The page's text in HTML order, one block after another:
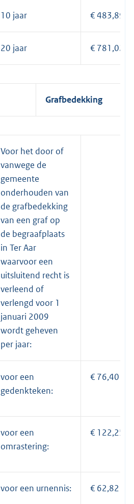
10 jaar € 483,89
20 jaar € 781,02
Grafbedekking
Voor het door of
vanwege de
gemeente
onderhouden van
de grafbedekking
van een graf op
de begraafplaats
in Ter Aar
waarvoor een
uitsluitend recht is
verleend of
verlengd voor 1
januari 2009
wordt geheven
per jaar:
voor een
gedenkteken:
€ 76,40
voor een
omrastering:
€ 122,25
voor een urnennis: € 62,82